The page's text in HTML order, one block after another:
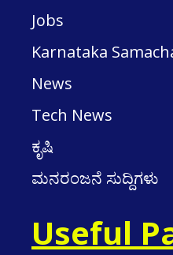
Jobs
Karnataka
News
Tech News
ಕೃಷಿ
ಮನರಂಜನೆ ಸುದ್ದಿಗಳು
Useful